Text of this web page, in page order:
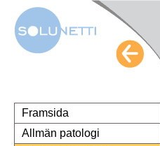
Framsida
Allmän patologi